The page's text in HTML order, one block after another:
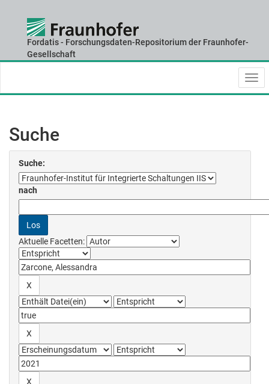
navigation
Fordatis - Forschungsdaten-Repositorium der Fraunhofer-
Gesellschaft
Suche
Suche:
nach
Aktuelle Facetten: